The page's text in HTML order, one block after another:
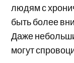
людям с
быть более
Даже
могут